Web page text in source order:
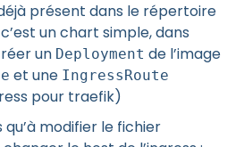
présent dans le répertoire
c’est un chart simple, dans
un Deployment de l’image
et une IngressRoute
pour traefik)
modifier le fichier